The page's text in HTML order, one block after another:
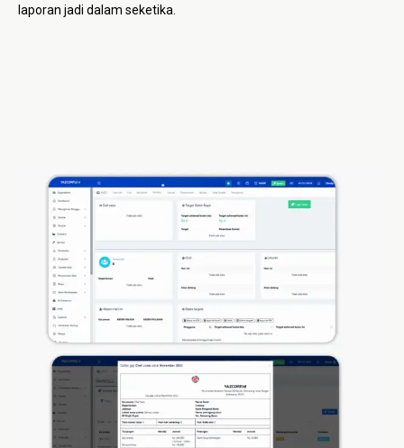
laporan jadi dalam seketika.